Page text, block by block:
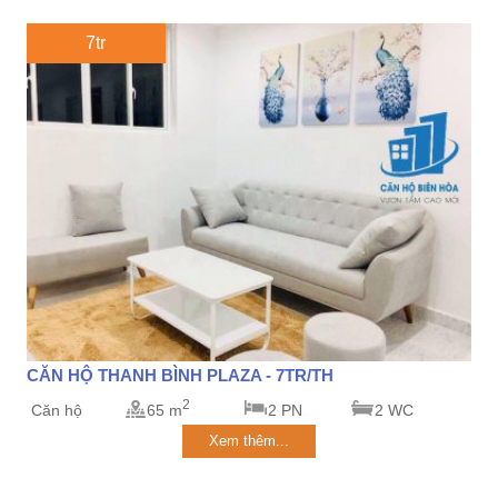
7tr
CĂN HỘ THANH BÌNH PLAZA - 7TR/TH
Căn hộ 65 m2 2 PN 2 WC
Xem thêm...